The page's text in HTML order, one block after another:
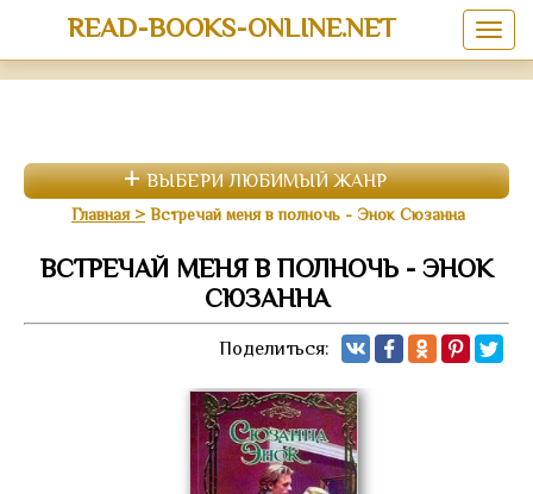
READ-BOOKS-ONLINE.NET
ВЫБЕРИ ЛЮБИМЫЙ ЖАНР
Главная Встречай меня в полночь - Энок Сюзанна
ВСТРЕЧАЙ МЕНЯ В ПОЛНОЧЬ - ЭНОК
СЮЗАННА
Поделиться: